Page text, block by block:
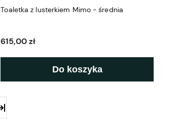
Toaletka z lusterkiem Mimo - średnia
615,00 zł
Do koszyka